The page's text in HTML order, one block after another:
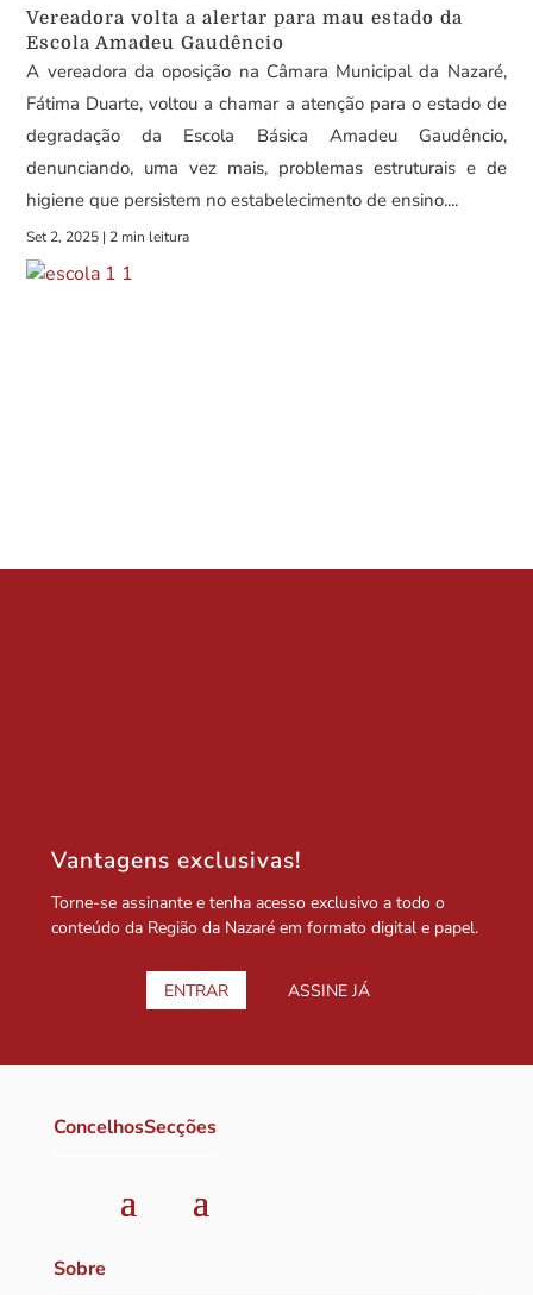
Vereadora volta a alertar para mau estado da
Escola Amadeu Gaudêncio
A vereadora da oposição na Câmara Municipal da Nazaré,
Fátima Duarte, voltou a chamar a atenção para o estado de
degradação da Escola Básica Amadeu Gaudêncio,
denunciando, uma vez mais, problemas estruturais e de
higiene que persistem no estabelecimento de ensino....
Set 2, 2025 | 2 min leitura
Vantagens exclusivas!
Torne-se assinante e tenha acesso exclusivo a todo o
conteúdo da Região da Nazaré em formato digital e papel.
ENTRAR ASSINE JÁ
ConcelhosSecções
Sobre